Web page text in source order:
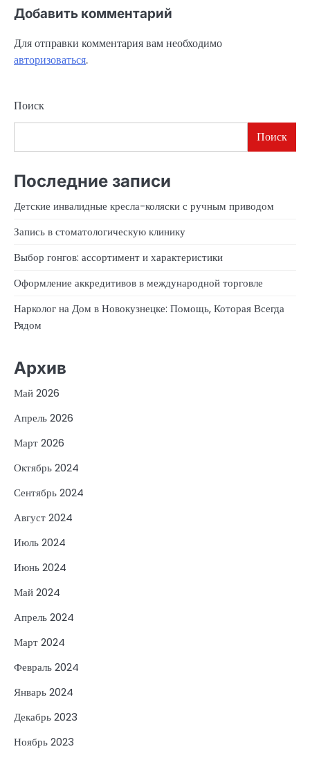
Добавить комментарий
Для отправки комментария вам необходимо
авторизоваться.
Поиск
Поиск
Последние записи
Детские инвалидные кресла-коляски с ручным приводом
Запись в стоматологическую клинику
Выбор гонгов: ассортимент и характеристики
Оформление аккредитивов в международной торговле
Нарколог на Дом в Новокузнецке: Помощь, Которая Всегда
Рядом
Архив
Май 2026
Апрель 2026
Март 2026
Октябрь 2024
Сентябрь 2024
Август 2024
Июль 2024
Июнь 2024
Май 2024
Апрель 2024
Март 2024
Февраль 2024
Январь 2024
Декабрь 2023
Ноябрь 2023